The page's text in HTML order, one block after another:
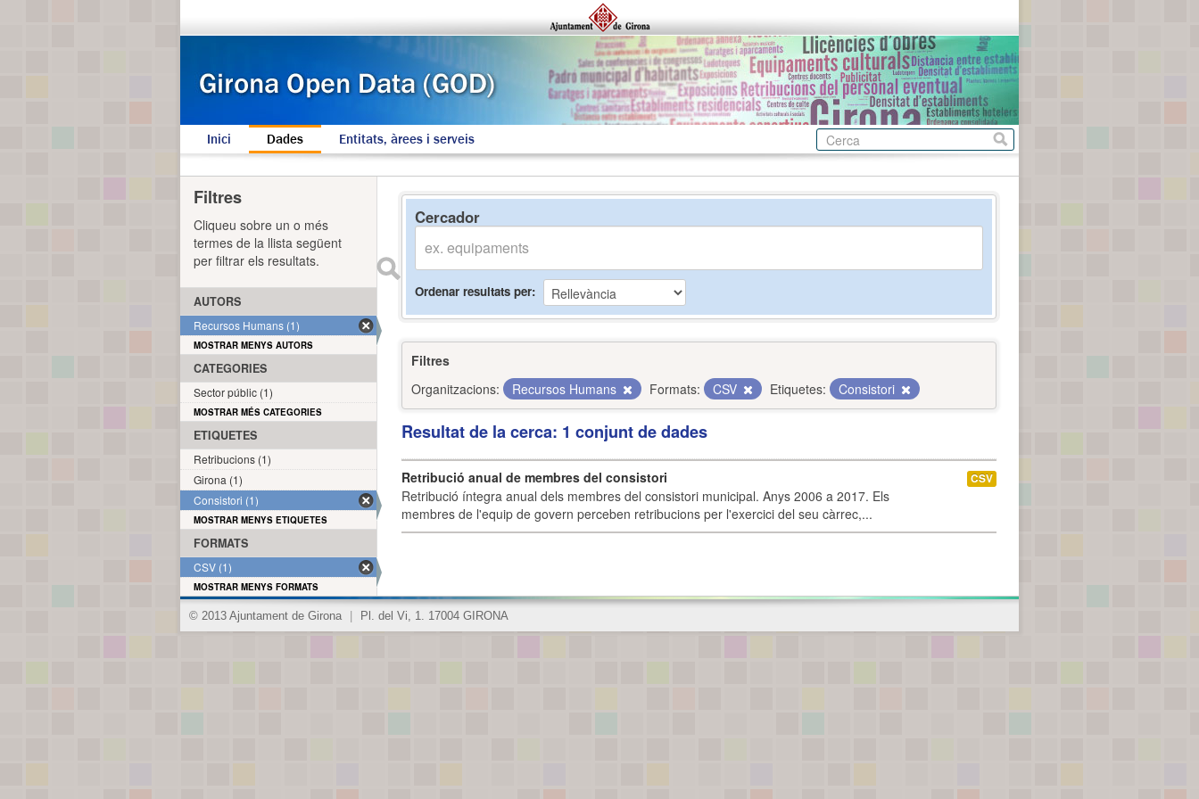
Inici Dades Entitats, àrees i serveis
Cercador
Ordenar resultats per
Filtres
Organitzacions:
Recursos Humans Formats: CSV Etiquetes: Consistori
Resultat de la cerca: 1 conjunt de dades
Retribució anual de membres del consistori
Retribució íntegra anual dels membres del consistori municipal. Anys 2006 a 2017. Els
membres de l'equip de govern perceben retribucions per l'exercici del seu càrrec,...
CSV
Filtres
Cliqueu sobre un o més
termes de la llista següent
per filtrar els resultats.
AUTORS
Recursos Humans (1)
MOSTRAR MENYS AUTORS
CATEGORIES
Sector públic (1)
MOSTRAR MÉS CATEGORIES
ETIQUETES
Retribucions (1)
Girona (1)
Consistori (1)
MOSTRAR MENYS ETIQUETES
FORMATS
CSV (1)
MOSTRAR MENYS FORMATS
© 2013 Ajuntament de Girona Pl. del Vi, 1. 17004 GIRONA